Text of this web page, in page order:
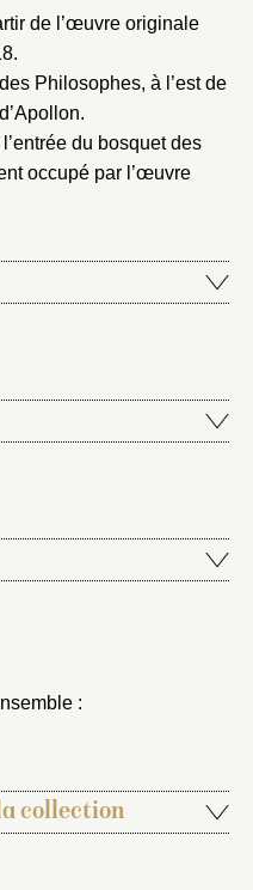
de l’œuvre originale
Philosophes, à l’est de
du bosquet des
occupé par l’œuvre
:
collection
un compte